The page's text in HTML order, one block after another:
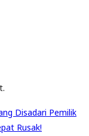
Disadari Pemilik
Rusak!